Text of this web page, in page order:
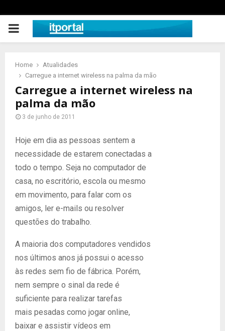
PRIMARY
Home
Atualidades
Carregue a internet wireless na palma da mão
Carregue a internet wireless na
palma da mão
3 de junho de 2011
Hoje em dia as pessoas sentem a
necessidade de estarem conectadas a
todo o tempo. Seja no computador de
casa, no escritório, escola ou mesmo
em movimento, para falar com os
amigos, ler e-mails ou resolver
questões do trabalho.
A maioria dos computadores vendidos
nos últimos anos já possui o acesso
às redes sem fio de fábrica. Porém,
nem sempre o sinal da rede é
suficiente para realizar tarefas
mais pesadas como jogar online,
baixar e assistir vídeos em